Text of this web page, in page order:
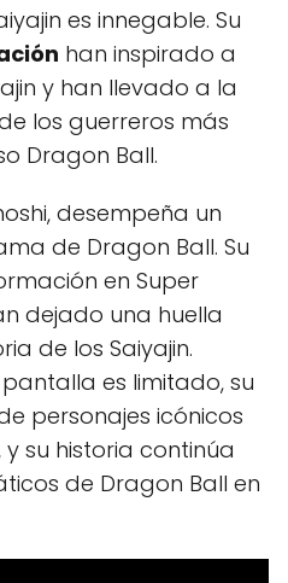
es innegable. Su
han inspirado a
y han llevado a la
los guerreros más
Dragon Ball.
desempeña un
de Dragon Ball. Su
en Super
dejado una huella
de los Saiyajin.
es limitado, su
personajes icónicos
su historia continúa
de Dragon Ball en